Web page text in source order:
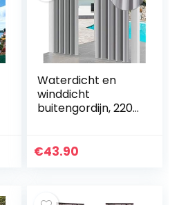
Waterdicht en
winddicht
buitengordijn, 220 x
voor terras,
€43.90